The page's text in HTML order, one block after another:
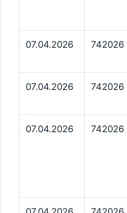
07.04.2026 742026
07.04.2026 742026
07.04.2026 742026